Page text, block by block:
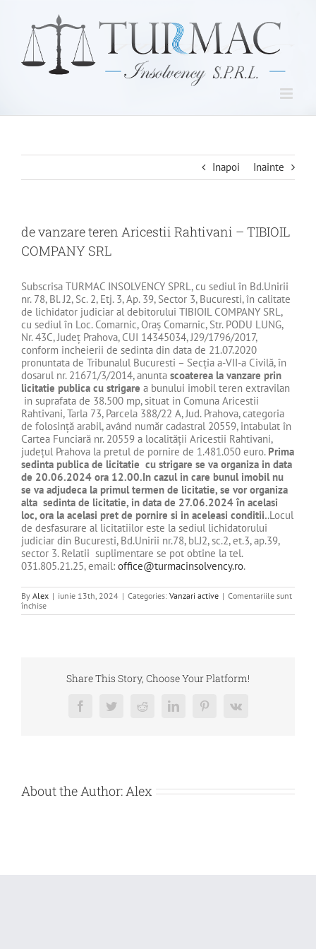
content
Inapoi Inainte
de vanzare teren Aricestii Rahtivani – TIBIOIL
COMPANY SRL
Subscrisa TURMAC INSOLVENCY SPRL, cu sediul în Bd.Unirii
nr. 78, Bl. J2, Sc. 2, Etj. 3, Ap. 39, Sector 3, Bucuresti, în calitate
de lichidator judiciar al debitorului TIBIOIL COMPANY SRL,
cu sediul în Loc. Comarnic, Oraş Comarnic, Str. PODU LUNG,
Nr. 43C, Județ Prahova, CUI 14345034, J29/1796/2017,
conform incheierii de sedinta din data de 21.07.2020
pronuntata de Tribunalul Bucuresti – Secţia a-VII-a Civilă, în
dosarul nr. 21671/3/2014, anunta scoaterea la vanzare prin
licitatie publica cu strigare a bunului imobil teren extravilan
in suprafata de 38.500 mp, situat in Comuna Aricestii
Rahtivani, Tarla 73, Parcela 388/22 A, Jud. Prahova, categoria
de folosință arabil, având număr cadastral 20559, intabulat în
Cartea Funciară nr. 20559 a localității Aricestii Rahtivani,
județul Prahova la pretul de pornire de 1.481.050 euro. Prima
sedinta publica de licitatie cu strigare se va organiza in data
de 20.06.2024 ora 12.00.In cazul in care bunul imobil nu
se va adjudeca la primul termen de licitatie, se vor organiza
alta sedinta de licitatie, in data de 27.06.2024 în acelasi
loc, ora la acelasi pret de pornire si in aceleasi conditii..Locul
de desfasurare al licitatiilor este la sediul lichidatorului
judiciar din Bucuresti, Bd.Unirii nr.78, bl.J2, sc.2, et.3, ap.39,
sector 3. Relatii suplimentare se pot obtine la tel.
031.805.21.25, email: office@turmacinsolvency.ro.
By Alex | iunie 13th, 2024 | Categories: Vanzari active | Comentariile sunt
închisepentru
de
TIBIOIL
COMPANYShare This Story, Choose Your Platform!
FacebookTwitterRedditLinkedInPinterest
Vk
About the Author: Alex